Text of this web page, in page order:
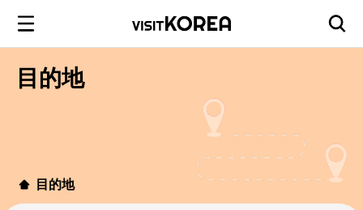
目的地
目的地